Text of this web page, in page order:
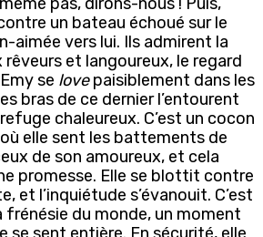
un bateau échoué sur le
aimée vers lui. Ils admirent la
rêveurs et langoureux, le regard
se lovepaisiblement dans les
bras de ce dernier l’entourent
chaleureux. C’est un cocon
elle sent les battements de
de son amoureux, et cela
promesse. Elle se blottit contre
et l’inquiétude s’évanouit. C’est
frénésie du monde, un moment